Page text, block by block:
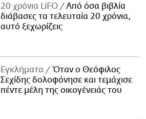
20 χρόνια LiFO
Από όσα βιβλία
διάβασες τα τελευταία 20 χρόνια,
αυτό ξεχωρίζεις
Εγκλήματα
Όταν ο Θεόφιλος
Σεχίδης δολοφόνησε και τεμάχισε
πέντε μέλη της οικογένειάς του